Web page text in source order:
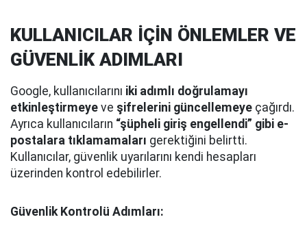
KULLANICILAR İÇİN ÖNLEMLER VE
GÜVENLİK ADIMLARI
Google, kullanıcılarını iki adımlı doğrulamayı
etkinleştirmeye ve şifrelerini güncellemeye çağırdı.
Ayrıca kullanıcıların “şüpheli giriş engellendi” gibi e-
postalara tıklamamaları gerektiğini belirtti.
Kullanıcılar, güvenlik uyarılarını kendi hesapları
üzerinden kontrol edebilirler.
Güvenlik Kontrolü Adımları: